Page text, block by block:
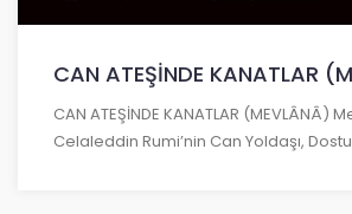
CAN ATEŞİNDE KANATLAR
CAN ATEŞİNDE KANATLAR (MEVLÂNÂ)
Celaleddin Rumi’nin Can Yoldaşı,